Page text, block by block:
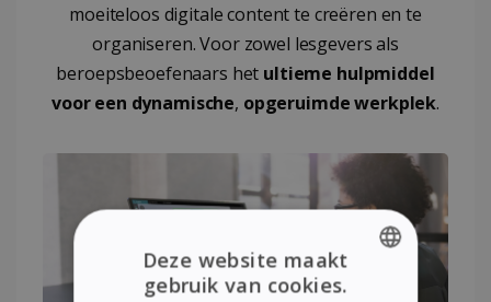
moeiteloos digitale content te creëren en te
organiseren. Voor zowel lesgevers als
beroepsbeoefenaars het ultieme hulpmiddel
voor een dynamische, opgeruimde werkplek.
ENGLISH
Deze website maakt
gebruik van cookies.